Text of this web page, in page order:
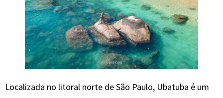
Localizada no litoral norte de São Paulo, Ubatuba é um